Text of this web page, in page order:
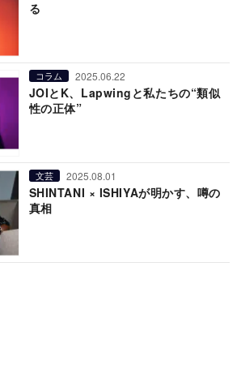
る
コラム 2025.06.22
JOIとK、Lapwingと私たちの“類似
性の正体”
文芸 2025.08.01
SHINTANI × ISHIYAが明かす、噂の
真相